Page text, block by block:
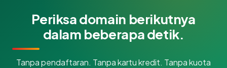
Periksa domain berikutnya
dalam beberapa detik.
Tanpa pendaftaran. Tanpa kartu kredit. Tanpa kuota